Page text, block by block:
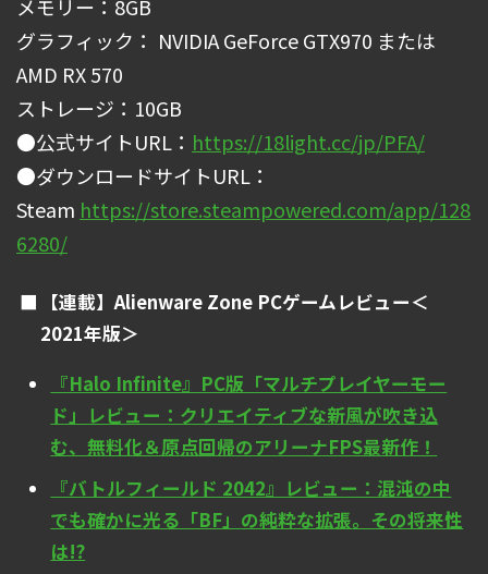
メモリー：8GB
グラフィック： NVIDIA GeForce GTX970 または
AMD RX 570
ストレージ：10GB
●公式サイトURL： https://18light.cc/jp/PFA/
●ダウンロードサイトURL：
Steam https://store.steampowered.com/app/128
6280/
【連載】Alienware Zone PCゲームレビュー＜
2021年版＞
『Halo Infinite』PC版「マルチプレイヤーモー
ド」レビュー：クリエイティブな新風が吹き込
む、無料化＆原点回帰のアリーナFPS最新作！
『バトルフィールド 2042』レビュー：混沌の中
でも確かに光る「BF」の純粋な拡張。その将来性
は!?